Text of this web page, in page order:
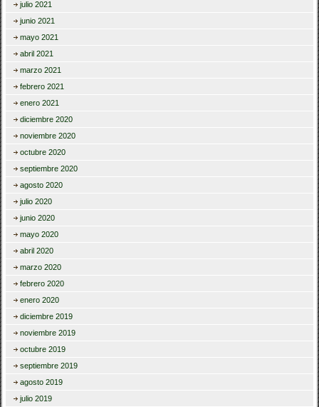
julio 2021
junio 2021
mayo 2021
abril 2021
marzo 2021
febrero 2021
enero 2021
diciembre 2020
noviembre 2020
octubre 2020
septiembre 2020
agosto 2020
julio 2020
junio 2020
mayo 2020
abril 2020
marzo 2020
febrero 2020
enero 2020
diciembre 2019
noviembre 2019
octubre 2019
septiembre 2019
agosto 2019
julio 2019